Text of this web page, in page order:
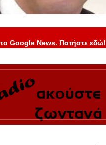
Google News. Πατήστε εδώ!